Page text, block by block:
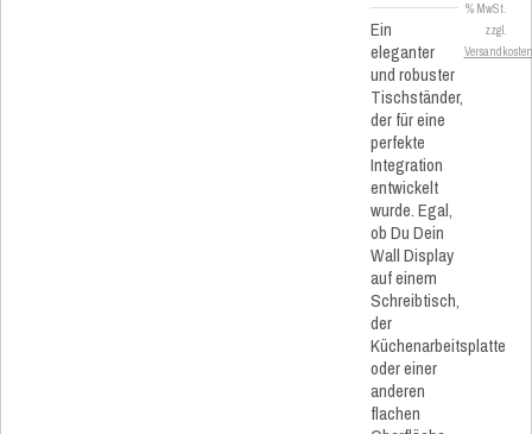
Ein
eleganter
und robuster
Tischständer,
der für eine
perfekte
Integration
entwickelt
wurde. Egal,
ob Du Dein
Wall Display
auf einem
Schreibtisch,
der
Küchenarbeitsplatte
oder einer
anderen
flachen
% MwSt.
zzgl.
Versandkosten